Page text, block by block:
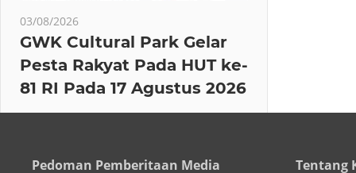
03/08/2026
GWK Cultural Park Gelar
Pesta Rakyat Pada HUT ke-
81 RI Pada 17 Agustus 2026
Pedoman Pemberitaan Media Tentang